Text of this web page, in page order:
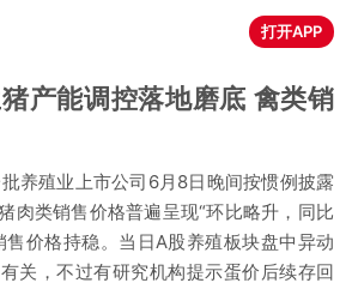
打开APP
产能调控落地磨底 禽类销
养殖业上市公司6月8日晚间按惯例披露
肉类销售价格普遍呈现“环比略升，同比
售价格持稳。当日A股养殖板块盘中异动
关，不过有研究机构提示蛋价后续存回